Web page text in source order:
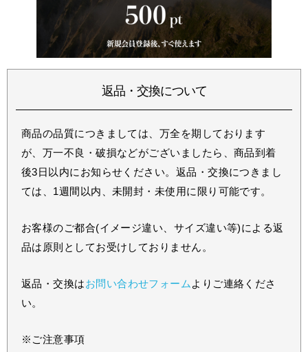
返品・交換について
商品の品質につきましては、万全を期しております
が、万一不良・破損などがございましたら、商品到着
後3日以内にお知らせください。返品・交換につきまし
ては、1週間以内、未開封・未使用に限り可能です。
お客様のご都合(イメージ違い、サイズ違い等)による返
品は原則としてお受けしておりません。
返品・交換はお問い合わせフォーム よりご連絡くださ
い。
※ご注意事項